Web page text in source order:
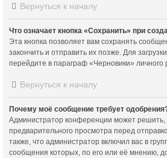
Вернуться к началу
Что означает кнопка «Сохранить» при
Эта кнопка позволяет вам сохранять
закончить и отправить их позже. Для
перейдите в параграф «Черновики» личного
Вернуться к началу
Почему моё сообщение требует
Администратор конференции может
предварительного просмотра перед
также, что администратор включил вас в
сообщения которых, по его или её мнению,